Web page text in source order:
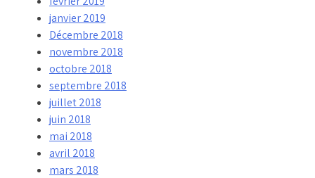
janvier 2019
Décembre 2018
novembre 2018
octobre 2018
septembre 2018
juillet 2018
juin 2018
mai 2018
avril 2018
mars 2018